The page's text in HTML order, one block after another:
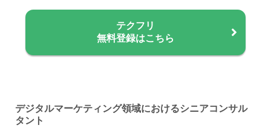
テクフリ
無料登録はこちら
デジタルマーケティング領域におけるシニアコンサル
タント